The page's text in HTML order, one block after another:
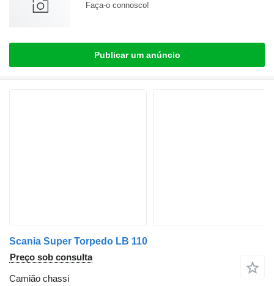
Faça-o connosco!
Publicar um anúncio
Scania Super Torpedo LB 110
Preço sob consulta
Camião chassi